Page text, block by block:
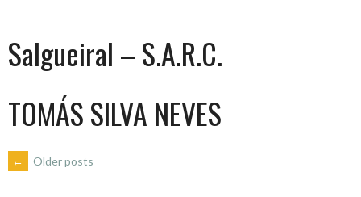
Salgueiral – S.A.R.C.
TOMÁS SILVA NEVES
POSTS
← Older posts